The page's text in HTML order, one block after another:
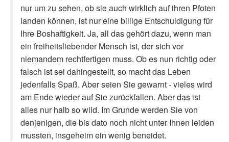
nur um zu sehen, ob sie auch wirklich auf ihren Pfoten
landen können, ist nur eine billige Entschuldigung für
Ihre Boshaftigkeit. Ja, all das gehört dazu, wenn man
ein freiheitsliebender Mensch ist, der sich vor
niemandem rechtfertigen muss. Ob es nun richtig oder
falsch ist sei dahingestellt, so macht das Leben
jedenfalls Spaß. Aber seien Sie gewarnt - vieles wird
am Ende wieder auf Sie zurückfallen. Aber das ist
alles nur halb so wild. Im Grunde werden Sie von
denjenigen, die bis dato noch nicht unter Ihnen leiden
mussten, insgeheim ein wenig beneidet.